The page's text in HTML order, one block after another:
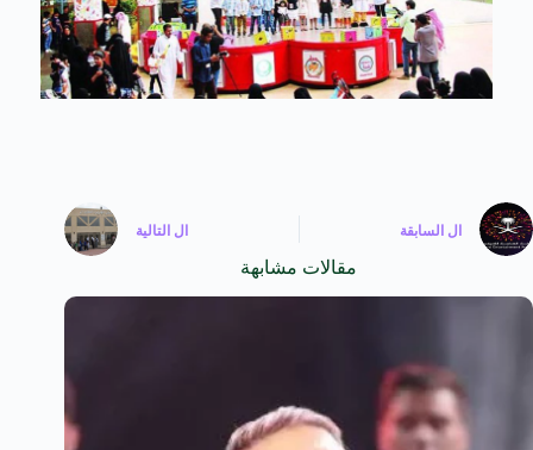
ال السابقة ال التالية
مقالات مشابهة